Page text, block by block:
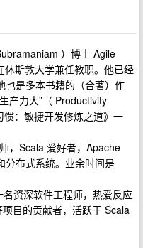
）博士 Agile
斯敦大学兼任教职。他已经
也是多本书籍的（合著）作
产力大”（ Productivity
：敏捷开发修炼之道》一
，Scala 爱好者，Apache
分布式系统。业余时间是
资深软件工程师，热爱反应
目的贡献者，活跃于 Scala